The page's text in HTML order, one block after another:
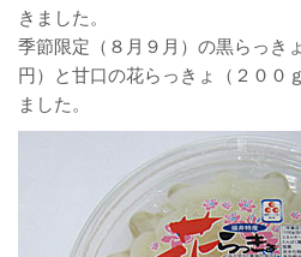
きました。
季節限定（８月９月）の黒らっ
円）と甘口の花らっきょ（２０
ました。